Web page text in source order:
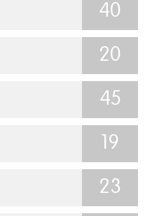
40
20
45
19
23